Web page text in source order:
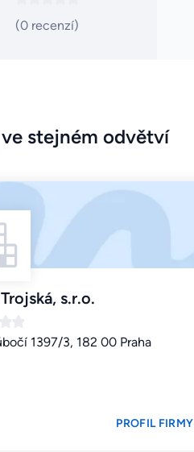
(0 recenzí)
stejném odvětví
s.r.o.
1397/3, 182 00 Praha
PROFIL FIRMY